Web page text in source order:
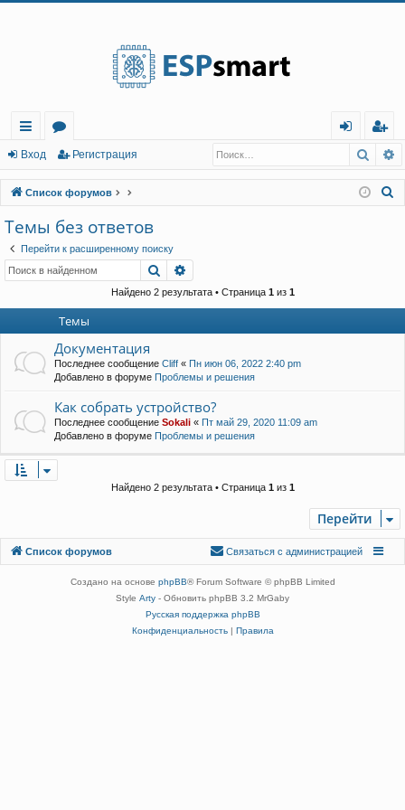
с
ы
лк
и
о
ру
м
ы
д
г
ис
тр
Вход Регистрация
Список форумов
Темы без ответов
Перейти к расширенному поиску
Поиск
Найдено 2 результата • Страница 1из 1
Темы
Документация
Последнее сообщение Cliff « Пн июн 06, 2022 2:40 pm
Добавлено в форуме Проблемы и решения
Как собрать устройство?
Последнее сообщение Sokali « Пт май 29, 2020 11:09 am
Добавлено в форуме Проблемы и решения
Найдено 2 результата • Страница 1из 1
Перейти
Список форумов
Связаться с
Связаться с администрацией
Создано на основе phpBB® Forum Software © phpBB Limited
Style Arty - Обновить phpBB 3.2 MrGaby
Русская поддержка phpBB
Конфиденциальность| Правила